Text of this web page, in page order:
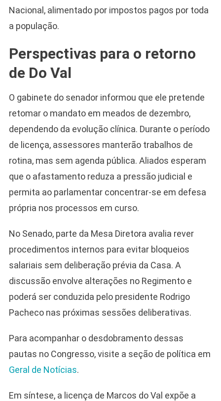
Nacional, alimentado por impostos pagos por toda
a população.
Perspectivas para o retorno
de Do Val
O gabinete do senador informou que ele pretende
retomar o mandato em meados de dezembro,
dependendo da evolução clínica. Durante o período
de licença, assessores manterão trabalhos de
rotina, mas sem agenda pública. Aliados esperam
que o afastamento reduza a pressão judicial e
permita ao parlamentar concentrar-se em defesa
própria nos processos em curso.
No Senado, parte da Mesa Diretora avalia rever
procedimentos internos para evitar bloqueios
salariais sem deliberação prévia da Casa. A
discussão envolve alterações no Regimento e
poderá ser conduzida pelo presidente Rodrigo
Pacheco nas próximas sessões deliberativas.
Para acompanhar o desdobramento dessas
pautas no Congresso, visite a seção de política em
Geral de Notícias.
Em síntese, a licença de Marcos do Val expõe a